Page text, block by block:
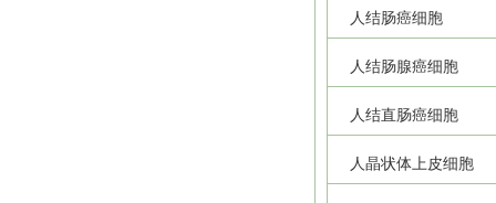
人结肠癌细胞
人结肠腺癌细胞
人结直肠癌细胞
人晶状体上皮细胞